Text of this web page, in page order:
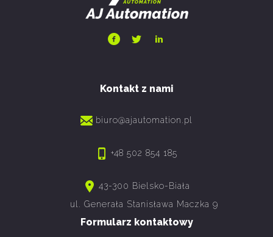
Kontakt z nami
biuro@ajautomation.pl
+48 502 854 185
43-300 Bielsko-Biała
ul. Generała Stanisława Maczka 9
Formularz kontaktowy